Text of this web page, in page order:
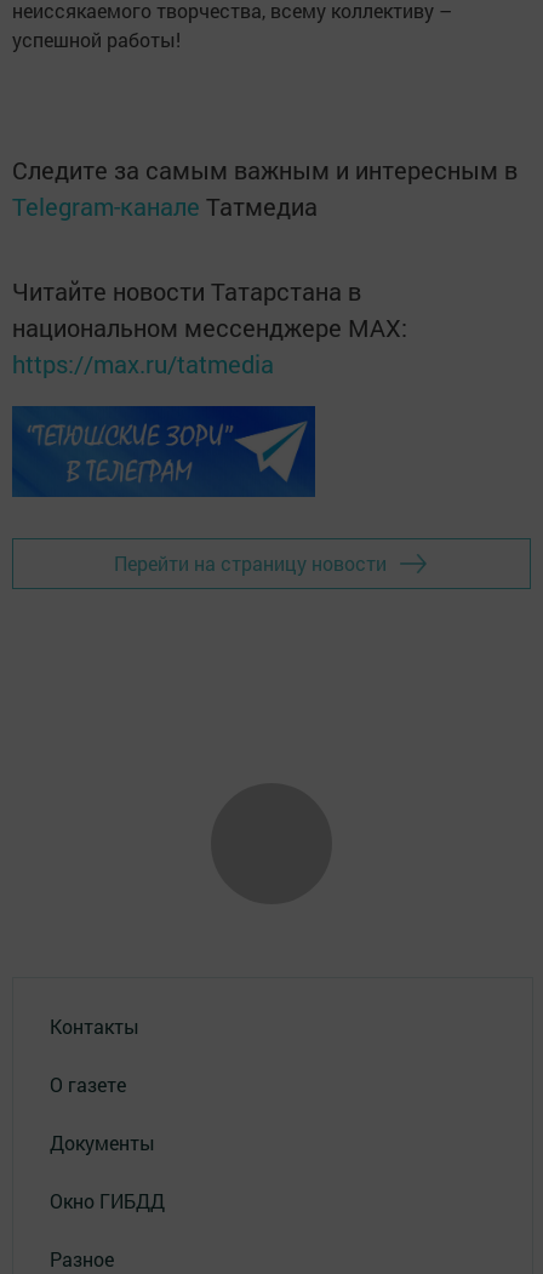
неиссякаемого творчества, всему коллективу –
успешной ­работы!
Следите за самым важным и интересным в
Telegram-канале Татмедиа
Читайте новости Татарстана в
национальном мессенджере MАХ:
https://max.ru/tatmedia
Перейти на страницу новости
Контакты
О газете
Документы
Окно ГИБДД
Разное